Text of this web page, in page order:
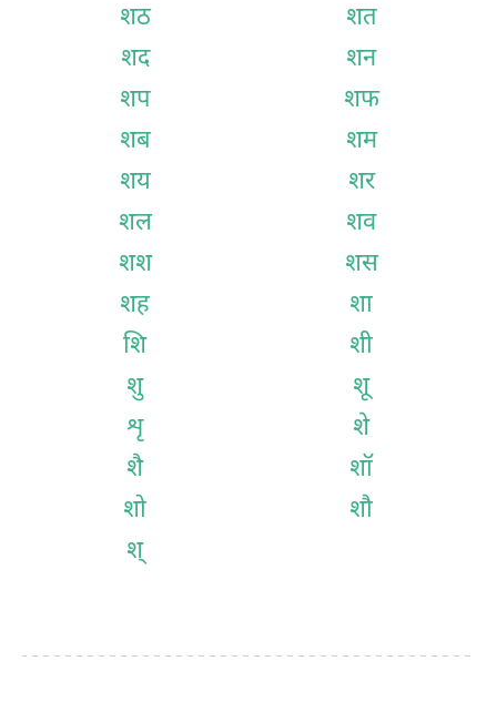
शठ
शत
शद
शन
शप
शफ
शब
शम
शय
शर
शल
शव
शश
शस
शह
शा
शि
शी
शु
शू
शृ
शे
शै
शॉ
शो
शौ
श्